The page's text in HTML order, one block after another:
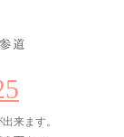
来ます。